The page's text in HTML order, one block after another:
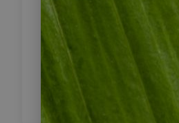
Nach einem
erleben Sie am
Zuckerrohrmühle
können selbst Hand
Tour endet am Hotel.